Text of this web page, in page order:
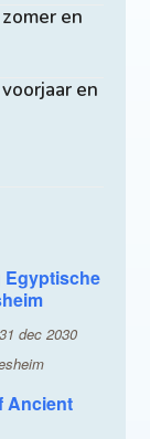
en
en
Egyptische
dec 2030
Ancient